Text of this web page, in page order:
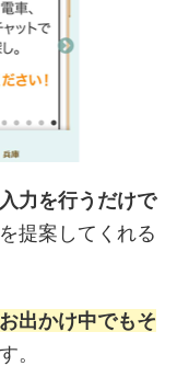
力を行うだけで
を提案してくれる
出かけ中でもそ
。